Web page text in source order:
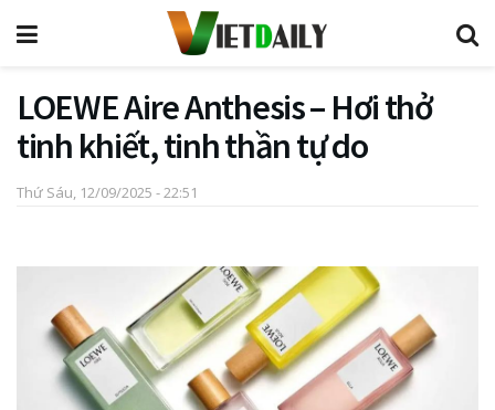
LOEWE Aire Anthesis – Hơi thở
tinh khiết, tinh thần tự do
Thứ Sáu, 12/09/2025 - 22:51